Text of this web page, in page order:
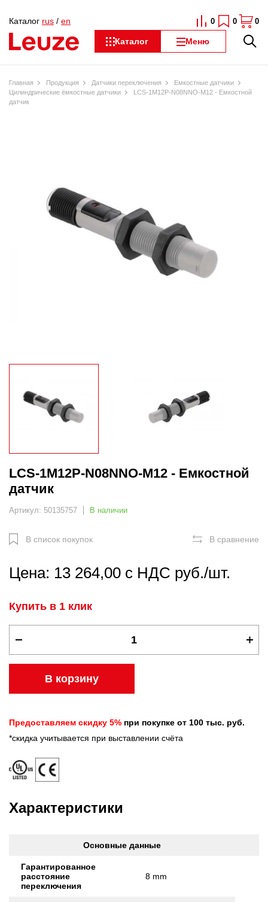
Каталог Меню
Каталог rus / en 0 0 0
Главная Продукция Датчики переключения
Емкостные датчики
Цилиндрические ёмкостные датчики
LCS-1M12P-N08NNO-M12 - Емкостной
датчик
LCS-1M12P-N08NNO-M12 - Емкостной
датчик
Артикул: 50135757 В наличии
В список покупок В сравнение
Цена: 13 264,00 с НДС руб./шт.
Купить в 1 клик
В корзину
Предоставляем скидку 5% при покупке от 100 тыс. руб.
*скидка учитывается при выставлении счёта
Характеристики
Основные данные
Гарантированное
расстояние
переключения
8 mm